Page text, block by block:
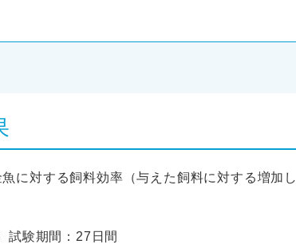
に対する飼料効率（与えた飼料に対する増加
試験期間：27日間